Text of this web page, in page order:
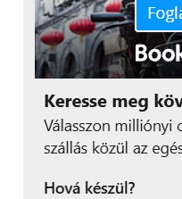
szóló
hatékonyan
A
visszaélések
a vállalatok
ahol a
jelezni